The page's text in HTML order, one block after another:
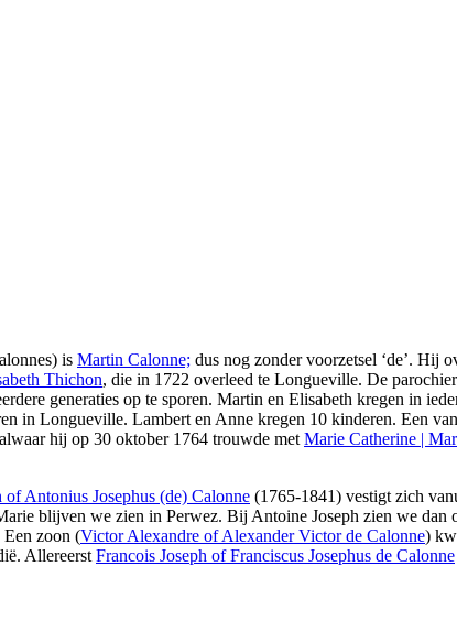
is Martin Calonne; dus nog zonder voorzetsel ‘de’. Hij
Thichon, die in 1722 overleed te Longueville. De
generaties op te sporen. Martin en Elisabeth kregen in
in Longueville. Lambert en Anne kregen 10 kinderen. Een
hij op 30 oktober 1764 trouwde met Marie Catherine |
of Antonius Josephus (de) Calonne (1765-1841) vestigt zich
blijven we zien in Perwez. Bij Antoine Joseph zien we dan
Een zoon (Victor Alexandre of Alexander Victor de Calonne)
Allereerst Francois Joseph of Franciscus Josephus de Calonne